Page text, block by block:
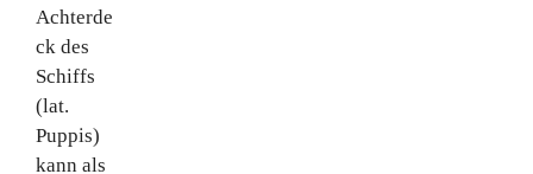
Achterde
ck des
Schiffs
(lat.
Puppis)
kann als